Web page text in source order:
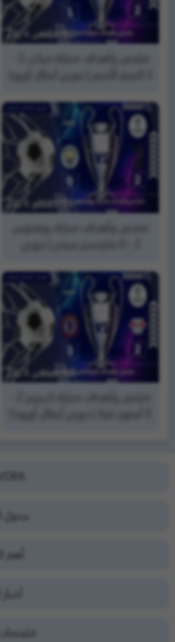
11, ديسمبر, 2024
1 النجم الأحمر | دوري أبطال أوروبا
11, ديسمبر, 2024
ملخص وأهداف مباراة يوفنتوس
2 - 0 مانشستر سيتي | دوري
10, ديسمبر, 2024
3 أستون فيلا | دوري أبطال أوروبا |
جدول
أهم
ملخصات